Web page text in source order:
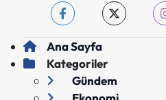
Ana Sayfa
Kategoriler
Gündem